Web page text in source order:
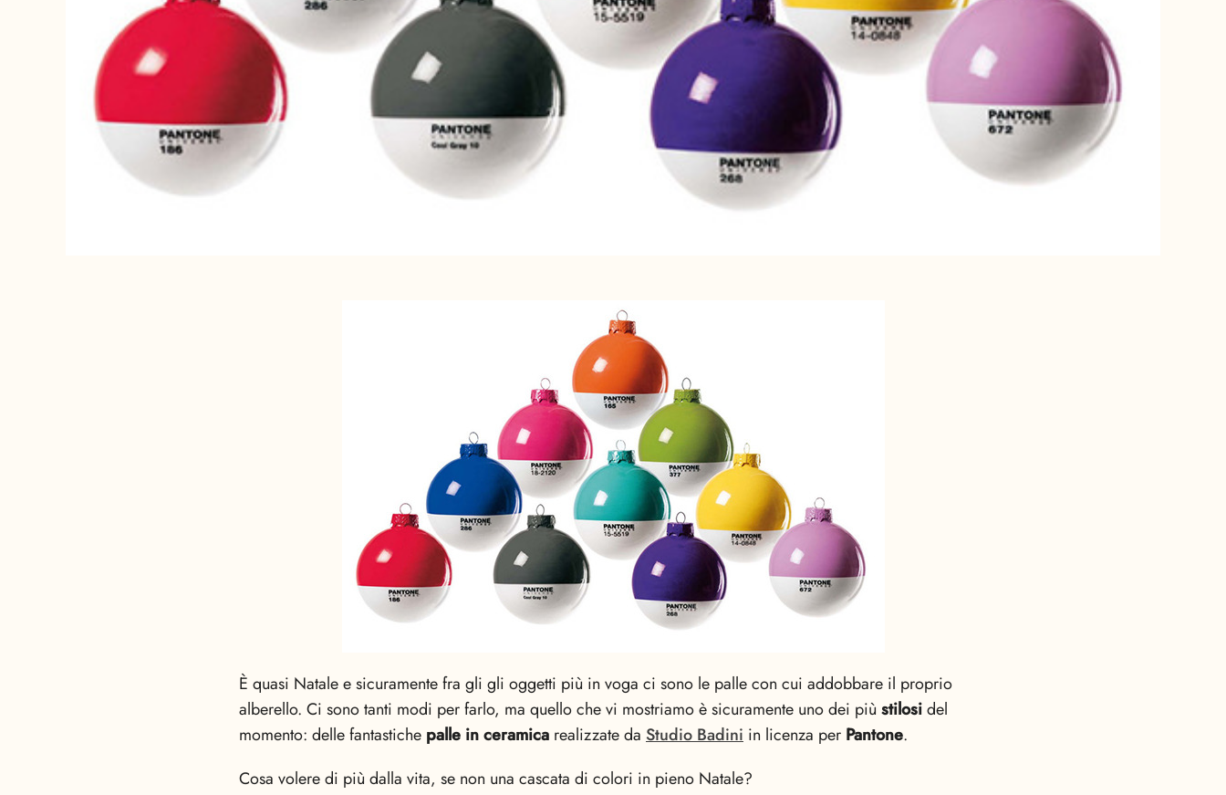
È quasi Natale e sicuramente fra gli gli oggetti più in voga ci sono le palle con cui addobbare il proprio
alberello. Ci sono tanti modi per farlo, ma quello che vi mostriamo è sicuramente uno dei più stilosidel
momento: delle fantastiche palle in ceramica realizzate da Studio Badini in licenza per Pantone.
Cosa volere di più dalla vita, se non una cascata di colori in pieno Natale?